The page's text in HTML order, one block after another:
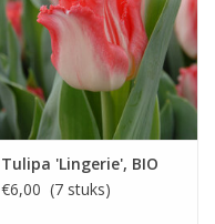
Tulipa 'Lingerie', BIO
€6,00 (7 stuks)